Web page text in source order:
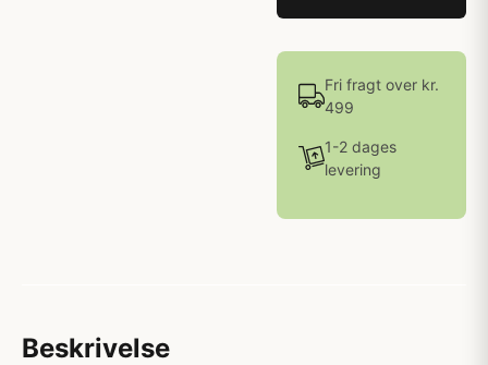
Fri fragt over kr.
499
1-2 dages
levering
Beskrivelse